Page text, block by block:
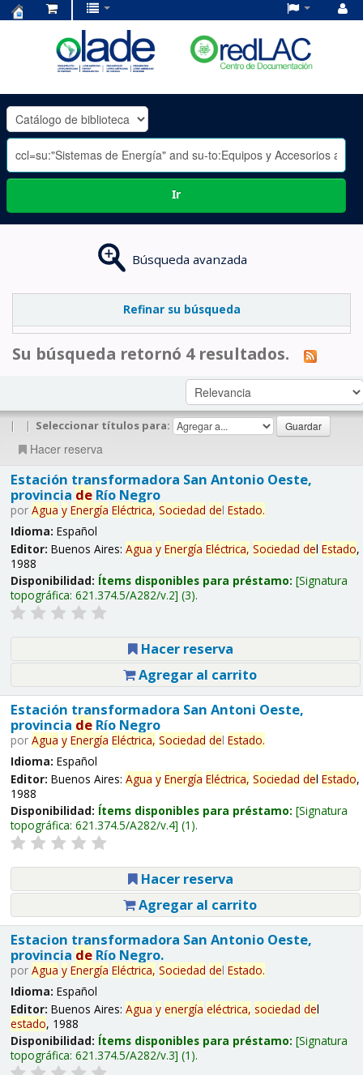
OLADE
-
Ir
Búsqueda avanzada
Refinar su búsqueda
Su búsqueda retornó 4 resultados.
| | Seleccionar títulos para:
Hacer reserva
Estación transformadora San Antonio Oeste,
provincia deRío Negro
por Agua y Energía Eléctrica, Sociedad del Estado.
Idioma: Español
Editor: Buenos Aires: Agua y Energía Eléctrica, Sociedad del Estado,
1988
Disponibilidad: Ítems disponibles para préstamo: Signatura
topográfica: 621.374.5/A282/v.2 (3).
Hacer reserva
Agregar al carrito
Estación transformadora San Antoni Oeste,
provincia deRío Negro
por Agua y Energía Eléctrica, Sociedad del Estado.
Idioma: Español
Editor: Buenos Aires: Agua y Energía Eléctrica, Sociedad del Estado,
1988
Disponibilidad: Ítems disponibles para préstamo: Signatura
topográfica: 621.374.5/A282/v.4 (1).
Hacer reserva
Agregar al carrito
Estacion transformadora San Antonio Oeste,
provincia deRío Negro.
por Agua y Energía Eléctrica, Sociedad del Estado.
Idioma: Español
Editor: Buenos Aires: Agua y energía eléctrica, sociedad del
estado, 1988
Disponibilidad: Ítems disponibles para préstamo: Signatura
topográfica: 621.374.5/A282/v.3 (1).